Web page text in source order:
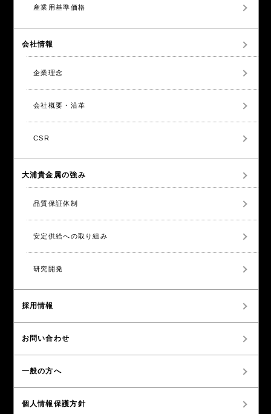
産業用基準価格
会社情報
企業理念
会社概要・沿革
CSR
大浦貴金属の強み
品質保証体制
安定供給への取り組み
研究開発
採用情報
お問い合わせ
一般の方へ
個人情報保護方針